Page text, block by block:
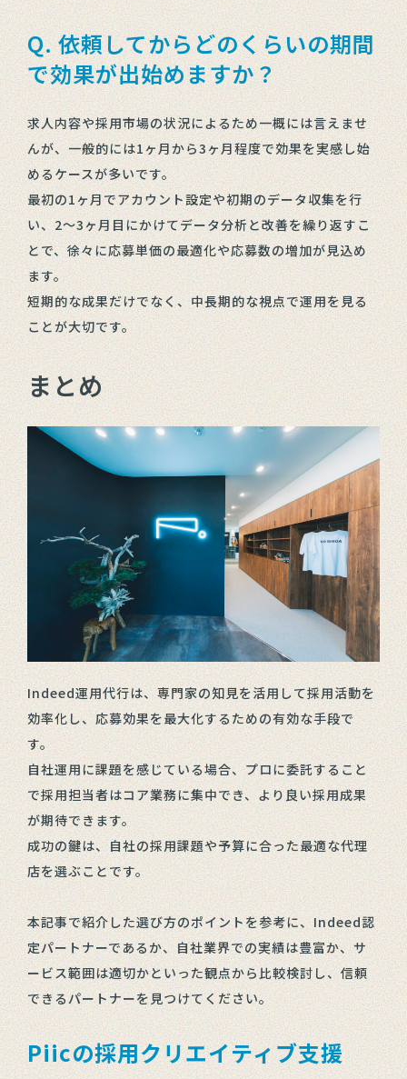
Q. 依頼してからどのくらいの期間
で効果が出始めますか？
求人内容や採用市場の状況によるため一概には言えませ
んが、一般的には1ヶ月から3ヶ月程度で効果を実感し始
めるケースが多いです。
最初の1ヶ月でアカウント設定や初期のデータ収集を行
い、2〜3ヶ月目にかけてデータ分析と改善を繰り返すこ
とで、徐々に応募単価の最適化や応募数の増加が見込め
ます。
短期的な成果だけでなく、中長期的な視点で運用を見る
ことが大切です。
まとめ
Indeed運用代行は、専門家の知見を活用して採用活動を
効率化し、応募効果を最大化するための有効な手段で
す。
自社運用に課題を感じている場合、プロに委託すること
で採用担当者はコア業務に集中でき、より良い採用成果
が期待できます。
成功の鍵は、自社の採用課題や予算に合った最適な代理
店を選ぶことです。
本記事で紹介した選び方のポイントを参考に、Indeed認
定パートナーであるか、自社業界での実績は豊富か、サ
ービス範囲は適切かといった観点から比較検討し、信頼
できるパートナーを見つけてください。
Piicの採用クリエイティブ支援